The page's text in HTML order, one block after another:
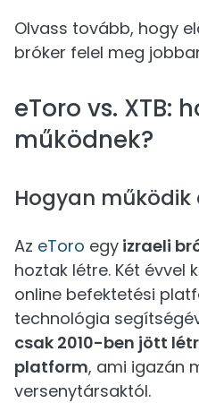
Olvass tovább, hogy
bróker felel meg
eToro vs. XTB:
működnek?
Hogyan működik
Az eToro egy izraeli
hoztak létre. Két évvel
online befektetési
technológia
csak 2010-ben jött
platform, ami igazán
versenytársaktól.